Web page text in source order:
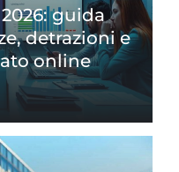
guida
detrazioni e
online